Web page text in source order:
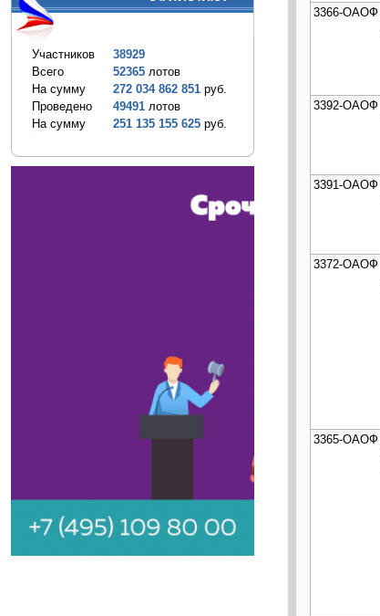
Участников
38929
Всего
52365 лотов
На сумму
272 034 862 851 руб.
Проведено
49491 лотов
На сумму
251 135 155 625 руб.
3366-ОАОФ
3392-ОАОФ
3391-ОАОФ
3372-ОАОФ
3365-ОАОФ